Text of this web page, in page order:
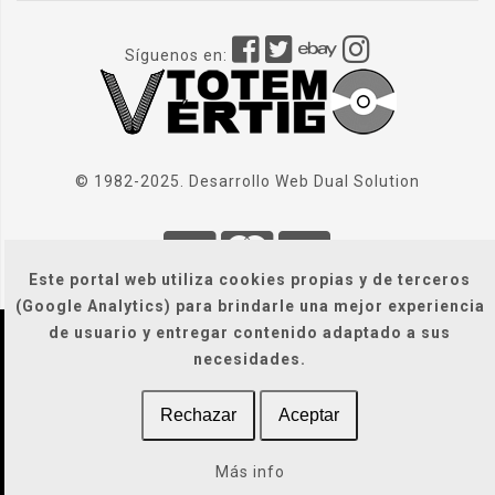
Este portal web utiliza cookies propias y de terceros
(Google Analytics) para brindarle una mejor experiencia
de usuario y entregar contenido adaptado a sus
necesidades.
Rechazar Aceptar
Más info
Síguenos en:
© 1982-2025. Desarrollo Web Dual Solution
| Condiciones Generales
Legal / Privacidad / Cookies / Accesibilidad